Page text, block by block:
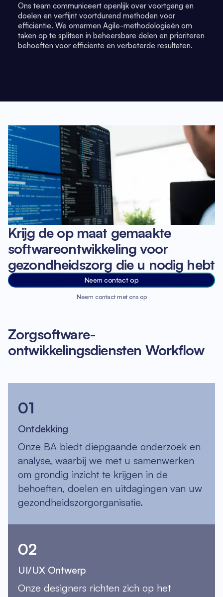
Ons team communiceert openlijk over voortgang en
doelen en verfijnt voortdurend methoden voor
efficiëntie. We omarmen Agile-methodologieën om
taken op te splitsen in beheersbare delen en prioriteren
behoeften voor efficiënte en verbeterde resultaten.
Krijg de op maat gemaakte
softwareontwikkeling voor
gezondheidszorg die u nodig hebt
Neem contact op
Neem contact met ons op
Zorgsoftware-
ontwikkelingsdiensten Workflow
01
Ontdekking
Onze BA biedt diepgaande onderzoek en
analyse, waarbij we met u samenwerken
om grondig inzicht te krijgen in de
behoeften, doelen en uitdagingen van uw
gezondheidszorgorganisatie.
02
UI/UX Ontwerp
Onze designers richten zich op het